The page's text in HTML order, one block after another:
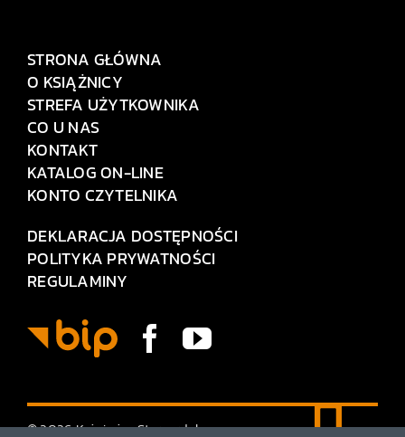
STRONA GŁÓWNA
O KSIĄŻNICY
STREFA UŻYTKOWNIKA
CO U NAS
KONTAKT
KATALOG ON-LINE
KONTO CZYTELNIKA
DEKLARACJA DOSTĘPNOŚCI
POLITYKA PRYWATNOŚCI
REGULAMINY
© 2026 Książnica Stargardzka